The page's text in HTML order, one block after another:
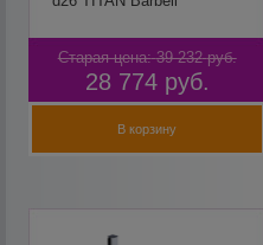
Старая цена: 39 232 руб.
28 774 руб.
В корзину